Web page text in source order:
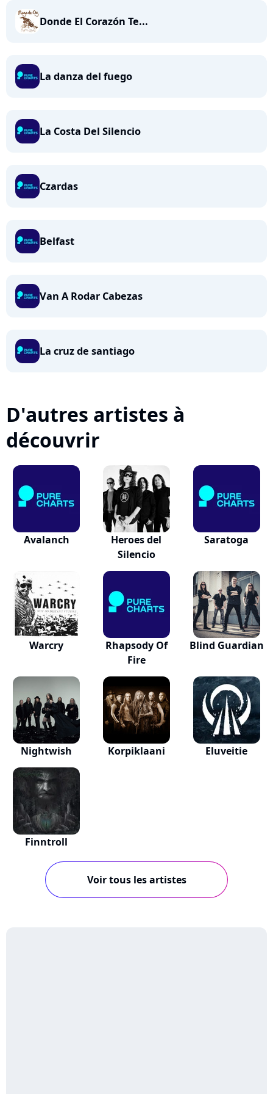
Donde El Corazón Te...
La danza del fuego
La Costa Del Silencio
Czardas
Belfast
Van A Rodar Cabezas
La cruz de santiago
D'autres artistes à
découvrir
Avalanch
Heroes del
Silencio
Saratoga
Warcry
Rhapsody Of
Fire
Blind Guardian
Nightwish Korpiklaani Eluveitie
Finntroll
Voir tous les artistes